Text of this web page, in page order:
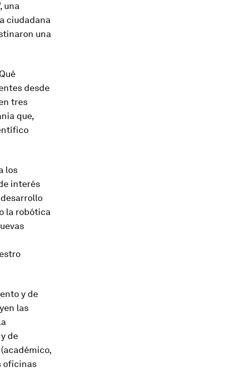
una
ciudadana
una
desde
tres
que,
los
interés
la robótica
y de
las
de
oficinas